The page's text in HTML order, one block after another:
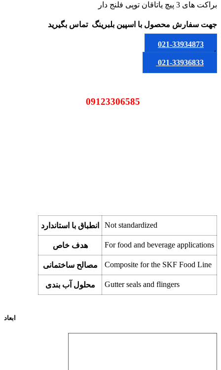
براکت های 3 پیچ یاتاقان توپی فلنج دار
جهت سفارش محصول با اسپین بلبرینگ تماس بگیرید
021-33934873
یا
021-33936833
انطباق با استاندارد Not standardized
هدف خاص For food and beverage applications
مصالح ساختمانی Composite for the SKF Food Line
محلول آب بندی Gutter seals and flingers
ابعاد